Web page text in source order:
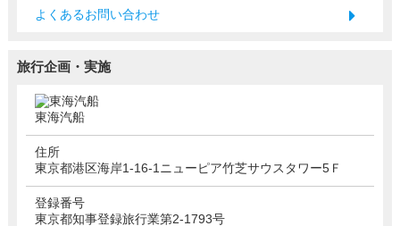
よくあるお問い合わせ
旅行企画・実施
東海汽船
住所
東京都港区海岸1-16-1ニューピア竹芝サウスタワー5Ｆ
登録番号
東京都知事登録旅行業第2-1793号